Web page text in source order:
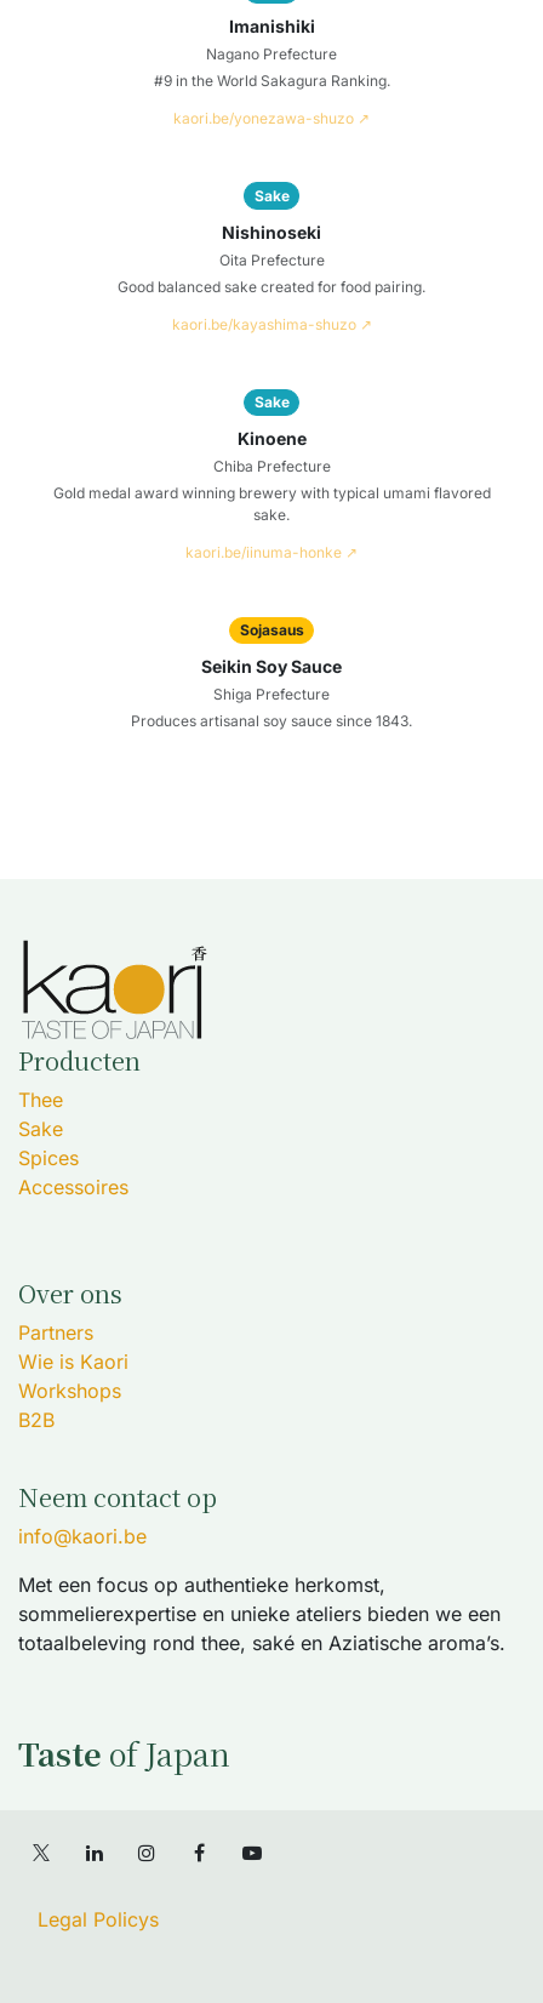
Imanishiki
Nagano Prefecture
#9 in the World Sakagura Ranking.
kaori.be/yonezawa-shuzo ↗
Sake
Nishinoseki
Oita Prefecture
Good balanced sake created for food pairing.
kaori.be/kayashima-shuzo ↗
Sake
Kinoene
Chiba Prefecture
Gold medal award winning brewery with typical umami flavored
sake.
kaori.be/iinuma-honke ↗
Sojasaus
Seikin Soy Sauce
Shiga Prefecture
Produces artisanal soy sauce since 1843.
Producten
Thee
Sake
Spices
Accessoires
Over ons
Partners
Wie is Kaori
Workshops
B2B
Neem contact op
info@kaori.be
Met een focus op authentieke herkomst,
sommelierexpertise en unieke ateliers bieden we een
totaalbeleving rond thee, saké en Aziatische aroma’s.
Taste of Japan
Legal Policys